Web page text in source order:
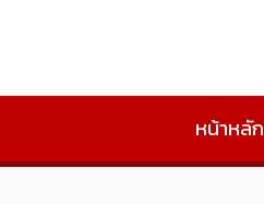
หน้าหลัก